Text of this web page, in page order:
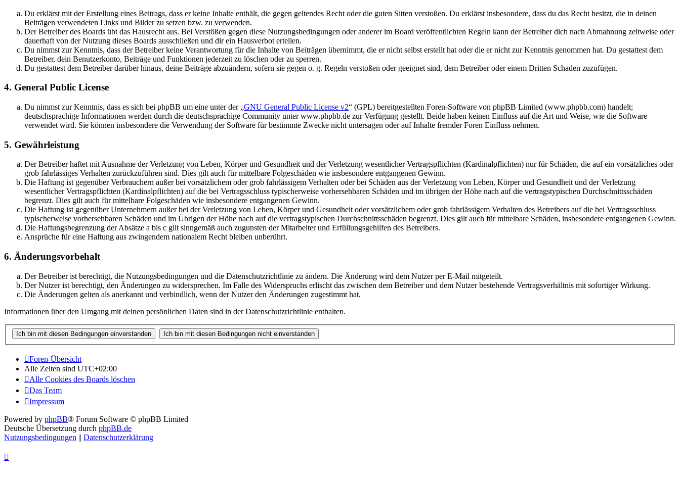
Du erklärst mit der Erstellung eines Beitrags, dass er keine Inhalte enthält, die gegen geltendes Recht oder die guten Sitten verstoßen. Du erklärst insbesondere, dass du das Recht besitzt, die in deinen
Beiträgen verwendeten Links und Bilder zu setzen bzw. zu verwenden.
Der Betreiber des Boards übt das Hausrecht aus. Bei Verstößen gegen diese Nutzungsbedingungen oder anderer im Board veröffentlichten Regeln kann der Betreiber dich nach Abmahnung zeitweise oder
dauerhaft von der Nutzung dieses Boards ausschließen und dir ein Hausverbot erteilen.
Du nimmst zur Kenntnis, dass der Betreiber keine Verantwortung für die Inhalte von Beiträgen übernimmt, die er nicht selbst erstellt hat oder die er nicht zur Kenntnis genommen hat. Du gestattest dem
Betreiber, dein Benutzerkonto, Beiträge und Funktionen jederzeit zu löschen oder zu sperren.
Du gestattest dem Betreiber darüber hinaus, deine Beiträge abzuändern, sofern sie gegen o. g. Regeln verstoßen oder geeignet sind, dem Betreiber oder einem Dritten Schaden zuzufügen.
4. General Public License
Du nimmst zur Kenntnis, dass es sich bei phpBB um eine unter der „GNU General Public License v2“ (GPL) bereitgestellten Foren-Software von phpBB Limited (www.phpbb.com) handelt;
deutschsprachige Informationen werden durch die deutschsprachige Community unter www.phpbb.de zur Verfügung gestellt. Beide haben keinen Einfluss auf die Art und Weise, wie die Software
verwendet wird. Sie können insbesondere die Verwendung der Software für bestimmte Zwecke nicht untersagen oder auf Inhalte fremder Foren Einfluss nehmen.
5. Gewährleistung
Der Betreiber haftet mit Ausnahme der Verletzung von Leben, Körper und Gesundheit und der Verletzung wesentlicher Vertragspflichten (Kardinalpflichten) nur für Schäden, die auf ein vorsätzliches oder
grob fahrlässiges Verhalten zurückzuführen sind. Dies gilt auch für mittelbare Folgeschäden wie insbesondere entgangenen Gewinn.
Die Haftung ist gegenüber Verbrauchern außer bei vorsätzlichem oder grob fahrlässigem Verhalten oder bei Schäden aus der Verletzung von Leben, Körper und Gesundheit und der Verletzung
wesentlicher Vertragspflichten (Kardinalpflichten) auf die bei Vertragsschluss typischerweise vorhersehbaren Schäden und im übrigen der Höhe nach auf die vertragstypischen Durchschnittsschäden
begrenzt. Dies gilt auch für mittelbare Folgeschäden wie insbesondere entgangenen Gewinn.
Die Haftung ist gegenüber Unternehmern außer bei der Verletzung von Leben, Körper und Gesundheit oder vorsätzlichem oder grob fahrlässigem Verhalten des Betreibers auf die bei Vertragsschluss
typischerweise vorhersehbaren Schäden und im Übrigen der Höhe nach auf die vertragstypischen Durchschnittsschäden begrenzt. Dies gilt auch für mittelbare Schäden, insbesondere entgangenen Gewinn.
Die Haftungsbegrenzung der Absätze a bis c gilt sinngemäß auch zugunsten der Mitarbeiter und Erfüllungsgehilfen des Betreibers.
Ansprüche für eine Haftung aus zwingendem nationalem Recht bleiben unberührt.
6. Änderungsvorbehalt
Der Betreiber ist berechtigt, die Nutzungsbedingungen und die Datenschutzrichtlinie zu ändern. Die Änderung wird dem Nutzer per E-Mail mitgeteilt.
Der Nutzer ist berechtigt, den Änderungen zu widersprechen. Im Falle des Widerspruchs erlischt das zwischen dem Betreiber und dem Nutzer bestehende Vertragsverhältnis mit sofortiger Wirkung.
Die Änderungen gelten als anerkannt und verbindlich, wenn der Nutzer den Änderungen zugestimmt hat.
Informationen über den Umgang mit deinen persönlichen Daten sind in der Datenschutzrichtlinie enthalten.
Foren-Übersicht
Alle Zeiten sind UTC+02:00
Alle Cookies des Boards löschen
Das Team
Impressum
Powered by phpBB® Forum Software © phpBB Limited
Deutsche Übersetzung durch phpBB.de
Nutzungsbedingungen || Datenschutzerklärung